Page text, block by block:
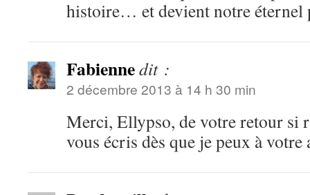
histoire… et devient notre éternel
Fabiennedit :
2 décembre 2013 à 14 h 30 min
Merci, Ellypso, de votre retour si
vous écris dès que je peux à votre